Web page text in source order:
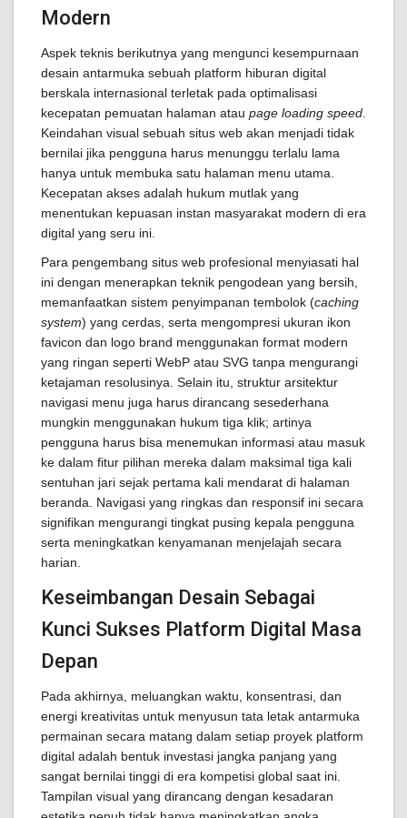
Modern
Aspek teknis berikutnya yang mengunci kesempurnaan
desain antarmuka sebuah platform hiburan digital
berskala internasional terletak pada optimalisasi
kecepatan pemuatan halaman atau page loading speed
Keindahan visual sebuah situs web akan menjadi tidak
bernilai jika pengguna harus menunggu terlalu lama
hanya untuk membuka satu halaman menu utama.
Kecepatan akses adalah hukum mutlak yang
menentukan kepuasan instan masyarakat modern di era
digital yang seru ini.
Para pengembang situs web profesional menyiasati hal
ini dengan menerapkan teknik pengodean yang bersih,
memanfaatkan sistem penyimpanan tembolok (caching
system) yang cerdas, serta mengompresi ukuran ikon
favicon dan logo brand menggunakan format modern
yang ringan seperti WebP atau SVG tanpa mengurangi
ketajaman resolusinya. Selain itu, struktur arsitektur
navigasi menu juga harus dirancang sesederhana
mungkin menggunakan hukum tiga klik; artinya
pengguna harus bisa menemukan informasi atau masuk
ke dalam fitur pilihan mereka dalam maksimal tiga kali
sentuhan jari sejak pertama kali mendarat di halaman
beranda. Navigasi yang ringkas dan responsif ini secara
signifikan mengurangi tingkat pusing kepala pengguna
serta meningkatkan kenyamanan menjelajah secara
harian.
Keseimbangan Desain Sebagai
Kunci Sukses Platform Digital Masa
Depan
Pada akhirnya, meluangkan waktu, konsentrasi, dan
energi kreativitas untuk menyusun tata letak antarmuka
permainan secara matang dalam setiap proyek platform
digital adalah bentuk investasi jangka panjang yang
sangat bernilai tinggi di era kompetisi global saat ini.
Tampilan visual yang dirancang dengan kesadaran